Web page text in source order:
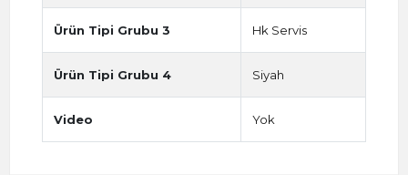
Ürün Tipi Grubu 3 Hk Servis
Ürün Tipi Grubu 4 Siyah
Video Yok